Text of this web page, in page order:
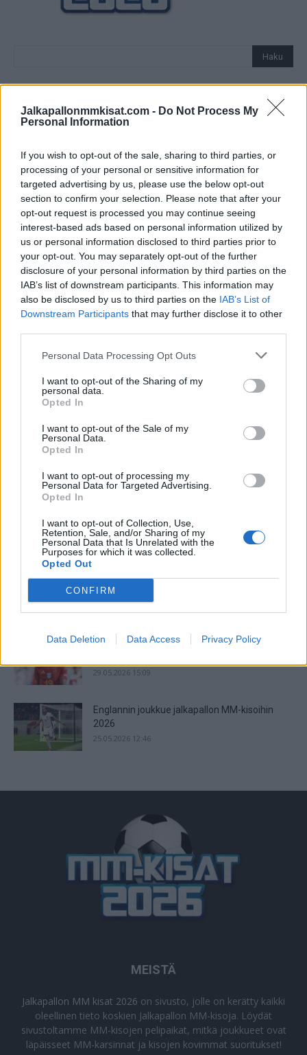
Jalkapallonmmkisat.com - Do Not Process My
Personal Information
If you wish to opt-out of the sale, sharing to third parties, or
processing of your personal or sensitive information for
targeted advertising by us, please use the below opt-out
section to confirm your selection. Please note that after your
opt-out request is processed you may continue seeing
interest-based ads based on personal information utilized by
us or personal information disclosed to third parties prior to
your opt-out. You may separately opt-out of the further
disclosure of your personal information by third parties on the
IAB’s list of downstream participants. This information may
also be disclosed by us to third parties on the IAB’s List of
Downstream Participants that may further disclose it to other
Personal Data Processing Opt Outs
I want to opt-out of the Sharing of my
personal data.
Opted In
I want to opt-out of the Sale of my
Personal Data.
Opted In
I want to opt-out of processing my
Personal Data for Targeted Advertising.
Opted In
I want to opt-out of Collection, Use,
Retention, Sale, and/or Sharing of my
Personal Data that Is Unrelated with the
Purposes for which it was collected.
Opted Out
CONFIRM
Data Deletion Data Access Privacy Policy
Jalkapallon MM-kisat 2026 Pudotuspelit –
tässä kaavio
Jalkapallon MM-kisat 2026 huipentuvat seuraavaksi, kun
ohjelmassa on pudotuspelit. Tässä kaavio turnaukseen!
joten edessä on ne odotetut tosipelit....
Televisiointi
16.06.2026 23:03
Argentiinan joukkue jalkapallon MM-kisoihin
2026
Espanjan joukkue jalkapallon MM-kisoihin
29.05.2026 15:09
Englannin joukkue jalkapallon MM-kisoihin
2026
25.05.2026 12:46
MEISTÄ
Jalkapallon MM kisat 2026 on sivusto, jolle on kerätty kaikki
oleellinen tieto koskien Jalkapallon MM-kisoja. Löydät
sivustoltamme MM-kisojen pelipaikat, mitkä joukkueet ovat
läpäisseet MM-karsinnat ja kisojen kovimmat suoritukset!